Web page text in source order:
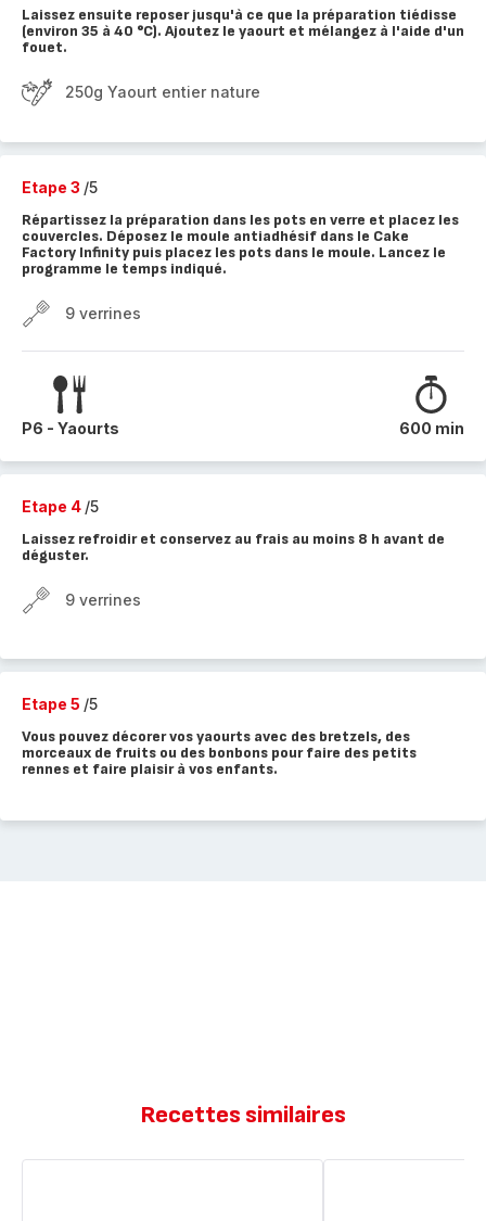
Laissez ensuite reposer jusqu'à ce que la préparation tiédisse
(environ 35 à 40 °C). Ajoutez le yaourt et mélangez à l'aide d'un
fouet.
250g Yaourt entier nature
Etape 3 /5
Répartissez la préparation dans les pots en verre et placez les
couvercles. Déposez le moule antiadhésif dans le Cake
Factory Infinity puis placez les pots dans le moule. Lancez le
programme le temps indiqué.
9 verrines
P6 - Yaourts 600 min
Etape 4 /5
Laissez refroidir et conservez au frais au moins 8 h avant de
déguster.
9 verrines
Etape 5 /5
Vous pouvez décorer vos yaourts avec des bretzels, des
morceaux de fruits ou des bonbons pour faire des petits
rennes et faire plaisir à vos enfants.
Recettes similaires